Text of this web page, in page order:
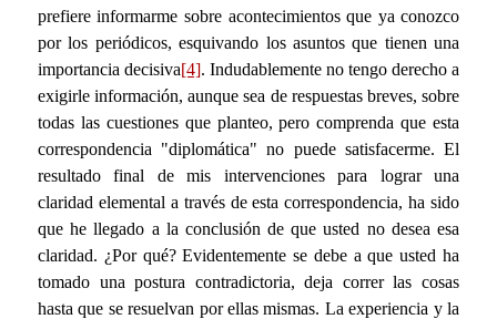
prefiere informarme sobre acontecimientos que ya conozco
por los periódicos, esquivando los asuntos que tienen una
importancia decisiva[4]. Indudablemente no tengo derecho a
exigirle información, aunque sea de respuestas breves, sobre
todas las cuestiones que planteo, pero comprenda que esta
correspondencia "diplomática" no puede satisfacerme. El
resultado final de mis intervenciones para lograr una
claridad elemental a través de esta correspondencia, ha sido
que he llegado a la conclusión de que usted no desea esa
claridad. ¿Por qué? Evidentemente se debe a que usted ha
tomado una postura contradictoria, deja correr las cosas
hasta que se resuelvan por ellas mismas. La experiencia y la